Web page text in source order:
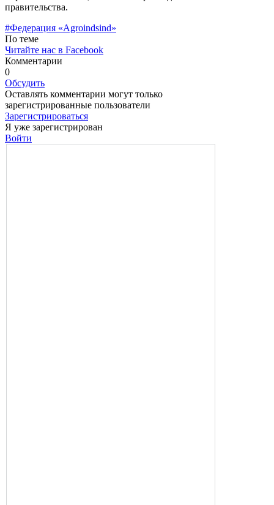
правительства.
#Федерация «Agroindsind»
По теме
Читайте нас в Facebook
Комментарии
0
Обсудить
Оставлять комментарии могут только
зарегистрированные пользователи
Зарегистрироваться
Я уже зарегистрирован
Войти